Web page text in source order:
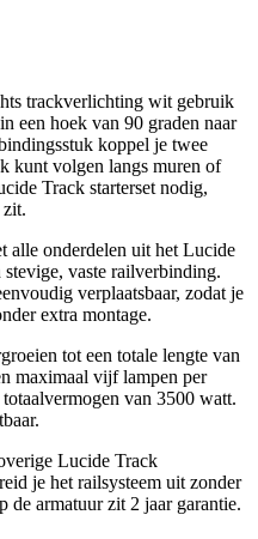
trackverlichting wit gebruik
een hoek van 90 graden naar
koppel je twee
kunt volgen langs muren of
Track starterset nodig,
alle onderdelen uit het Lucide
vaste railverbinding.
verplaatsbaar, zodat je
extra montage.
tot een totale lengte van
maximaal vijf lampen per
van 3500 watt.
Lucide Track
je het railsysteem uit zonder
de armatuur zit 2 jaar garantie.